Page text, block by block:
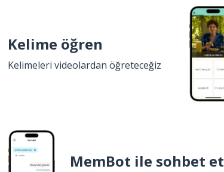
Kelime öğren
Kelimeleri videolardan öğreteceğiz
MemBot ile sohbet et